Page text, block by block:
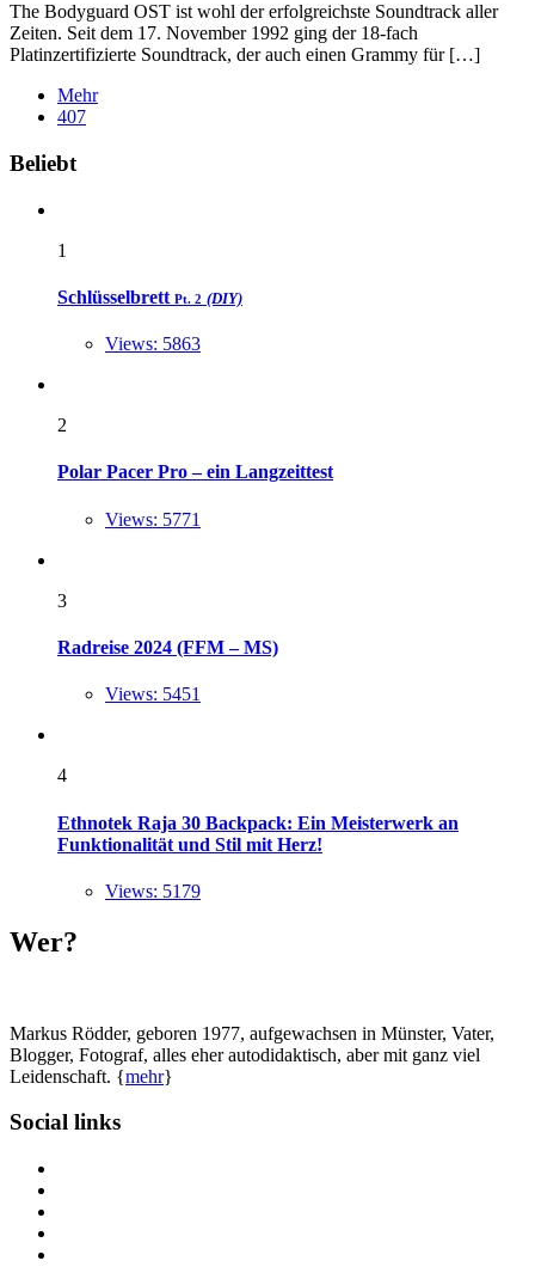
The Bodyguard OST ist wohl der erfolgreichste Soundtrack aller
Zeiten. Seit dem 17. November 1992 ging der 18-fach
Platinzertifizierte Soundtrack, der auch einen Grammy für […]
Mehr
407
Widgets
Beliebt
1
Schlüsselbrett Pt. 2 (DIY)
Views: 5863
2
Polar Pacer Pro – ein Langzeittest
Views: 5771
3
Radreise 2024 (FFM – MS)
Views: 5451
4
Ethnotek Raja 30 Backpack: Ein Meisterwerk an
Funktionalität und Stil mit Herz!
Views: 5179
Wer?
Markus Rödder, geboren 1977, aufgewachsen in Münster, Vater,
Blogger, Fotograf, alles eher autodidaktisch, aber mit ganz viel
Leidenschaft. {mehr}
Social links